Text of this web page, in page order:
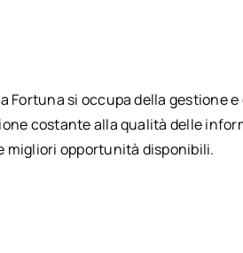
Fortuna si occupa della gestione
costante alla qualità delle
migliori opportunità disponibili.